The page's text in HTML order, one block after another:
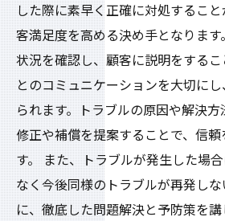
した際に素早く正確に対処するこ
客満足度を高める決め手となりま
状況を確認し、顧客に説明をする
とのコミュニケーションを大切に
られます。トラブルの原因や解決方
修正や補償を提案することで、信
す。 また、トラブルが発生した場
なく今後同様のトラブルが再発し
に、徹底した問題解決と予防策を